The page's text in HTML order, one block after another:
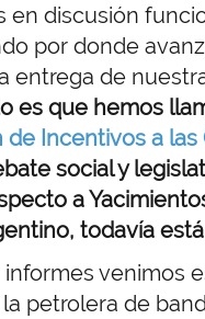
discusión
por donde
entrega de
es que hemos
de Incentivos a
social y
a
todavía
venimos
petrolera de